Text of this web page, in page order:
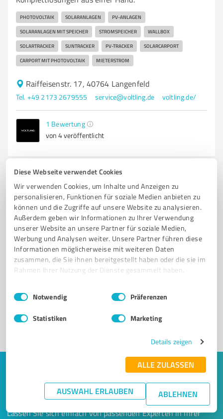
Diese Webseite verwendet Cookies
Wir verwenden Cookies, um Inhalte und Anzeigen zu
personalisieren, Funktionen für soziale Medien anbieten zu
können und die Zugriffe auf unsere Website zu analysieren.
Außerdem geben wir Informationen zu Ihrer Verwendung
unserer Website an unsere Partner für soziale Medien,
Werbung und Analysen weiter. Unsere Partner führen diese
Informationen möglicherweise mit weiteren Daten
zusammen, die Sie ihnen bereitgestellt haben oder die sie im
Rahmen Ihrer Nutzung der Dienste gesammelt haben.
Impressum Datenschutzbestimmungen
Einwilligungsauswahl
Notwendig Präferenzen
Statistiken Marketing
Details zeigen
ALLE ZULASSEN
AUSWAHL ERLAUBEN ABLEHNEN
PHOTOVOLTAIK SOLARANLAGEN PV-ANLAGEN
SOLARANLAGEN MIT SPEICHER STROMSPEICHER WALLBOX
SOLARTRACKER SUNTRACKER PV-TRACKER SOLARCARPORT
CARPORT MIT PHOTOVOLTAIK MIETERSTROM
Raiffeisenstr. 17, 40764 Langenfeld
Tel. +49 2173 2679555 service@voltling.de voltling.de/
1 Bewertung
von 4 veröffentlicht
Sie möchten auch hier gelistet werden?
Keine Zeit für lange Recherchen und E-
Mails? Jetzt Angebote empfangen!
Lassen Sie sich einfach von passenden Experten in Ihrer